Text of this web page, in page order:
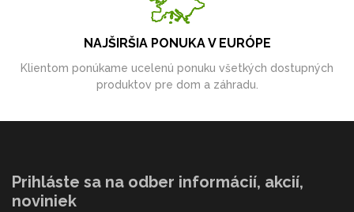
NAJŠIRŠIA PONUKA V EURÓPE
Klientom ponúkame ucelenú ponuku všetkých dostupných
produktov pre dom a záhradu.
Prihláste sa na odber informácií, akcií,
noviniek